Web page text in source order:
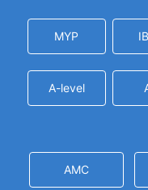
MYP
A-level
AMC